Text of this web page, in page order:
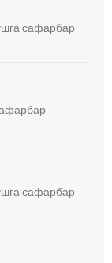
сафарбар
сафарбар